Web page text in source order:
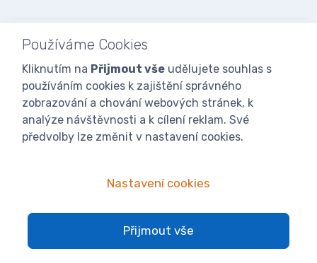
fanoušky: Včelařské potřeby - www.ivcelarstvi.cz
Používáme Cookies
Kliknutím na Přijmout vše udělujete souhlas s
používáním cookies k zajištění správného
zobrazování a chování webových stránek, k
analýze návštěvnosti a k cílení reklam. Své
předvolby lze změnit v nastavení cookies.
Nastavení cookies
Přijmout vše